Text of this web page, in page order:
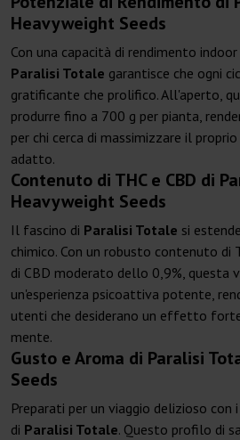
Heavyweight Seeds
Con una capacità di rendimento
Paralisi Totale garantisce che ogni
gratificante che prolifico. All'aperto,
produrre fino a 700 g per pianta,
per chi cerca di massimizzare il
adatto.
Contenuto di THC e CBD di
Heavyweight Seeds
Il fascino di Paralisi Totale si
chimico. Con un robusto contenuto di
di CBD moderato dello 0,9%, questa
un'esperienza psicoattiva potente,
utenti che desiderano un effetto
mente.
Gusto e Aroma di Paralisi
Seeds
Preparati per un viaggio delizioso
di Paralisi Totale. Questo profilo di